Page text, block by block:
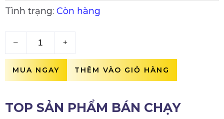
Tình trạng: Còn hàng
– +
MUA NGAY THÊM VÀO GIỎ HÀNG
TOP SẢN PHẨM BÁN CHẠY